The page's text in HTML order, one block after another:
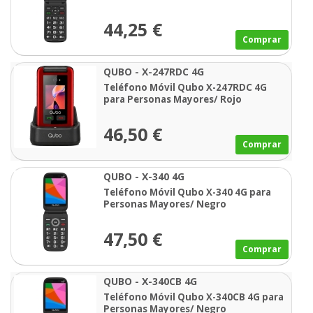
44,25 € Comprar
QUBO - X-247RDC 4G
Teléfono Móvil Qubo X-247RDC 4G
para Personas Mayores/ Rojo
46,50 € Comprar
QUBO - X-340 4G
Teléfono Móvil Qubo X-340 4G para
Personas Mayores/ Negro
47,50 € Comprar
QUBO - X-340CB 4G
Teléfono Móvil Qubo X-340CB 4G para
Personas Mayores/ Negro